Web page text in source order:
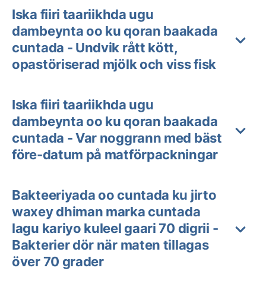
Iska fiiri taariikhda ugu
dambeynta oo ku qoran baakada
cuntada - Undvik rått kött,
opastöriserad mjölk och viss fisk
Iska fiiri taariikhda ugu
dambeynta oo ku qoran baakada
cuntada - Var noggrann med bäst
före-datum på matförpackningar
Bakteeriyada oo cuntada ku jirto
waxey dhiman marka cuntada
lagu kariyo kuleel gaari 70 digrii -
Bakterier dör när maten tillagas
över 70 grader